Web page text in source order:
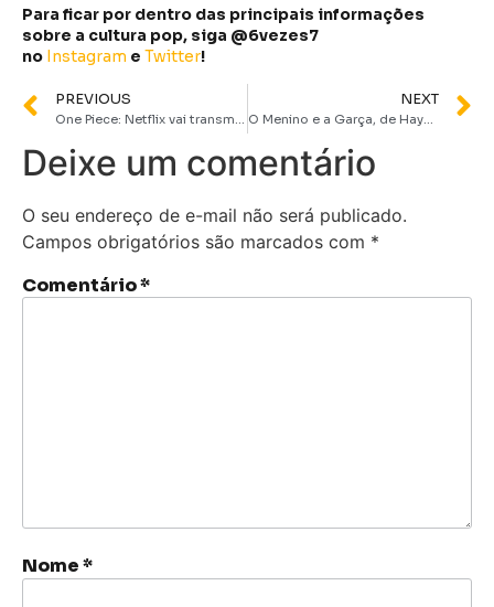
Para ficar por dentro das principais informações
sobre a cultura pop, siga @6vezes7
no Instagram e Twitter!
PREVIOUS
One Piece: Netflix vai transmitir arco de Egghead semanalmente
NEXT
O Menino e a Garça, de Hayao Miyazaki, é o primeiro anime a vencer o Globo de Ouro
Deixe um comentário
O seu endereço de e-mail não será publicado.
Campos obrigatórios são marcados com *
Comentário*
Nome*